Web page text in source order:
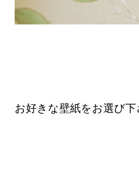
お好きな壁紙をお選び下